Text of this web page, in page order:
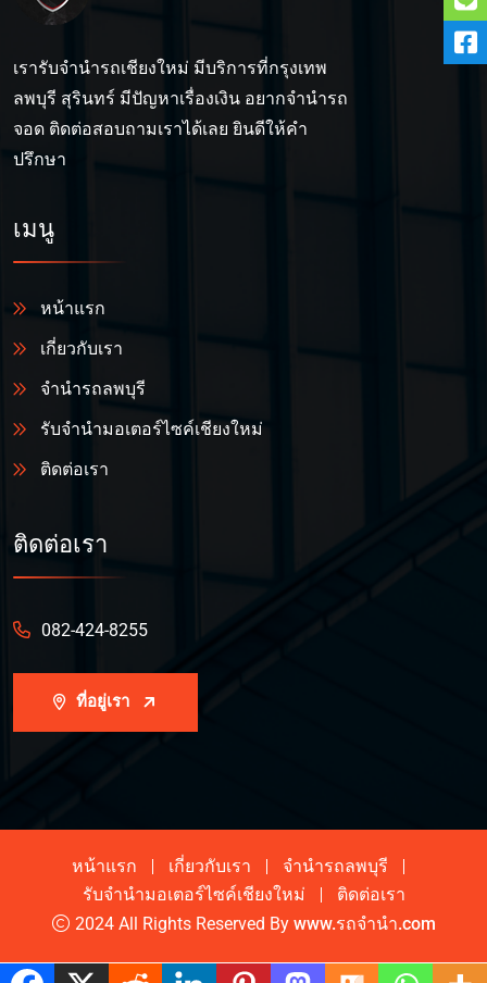
เรารับจำนำรถเชียงใหม่ มีบริการที่กรุงเทพ
ลพบุรี สุรินทร์ มีปัญหาเรื่องเงิน อยากจำนำรถ
จอด ติดต่อสอบถามเราได้เลย ยินดีให้คำ
ปรึกษา
เมนู
หน้าแรก
เกี่ยวกับเรา
จำนำรถลพบุรี
รับจำนำมอเตอร์ไซค์เชียงใหม่
ติดต่อเรา
ติดต่อเรา
082-424-8255
ที่อยู่เรา
2024 All Rights Reserved By www.รถจํานํา.com
หน้าแรก เกี่ยวกับเรา
จำนำรถลพบุรี
รับจำนำมอเตอร์ไซค์เชียงใหม่
ติดต่อเรา